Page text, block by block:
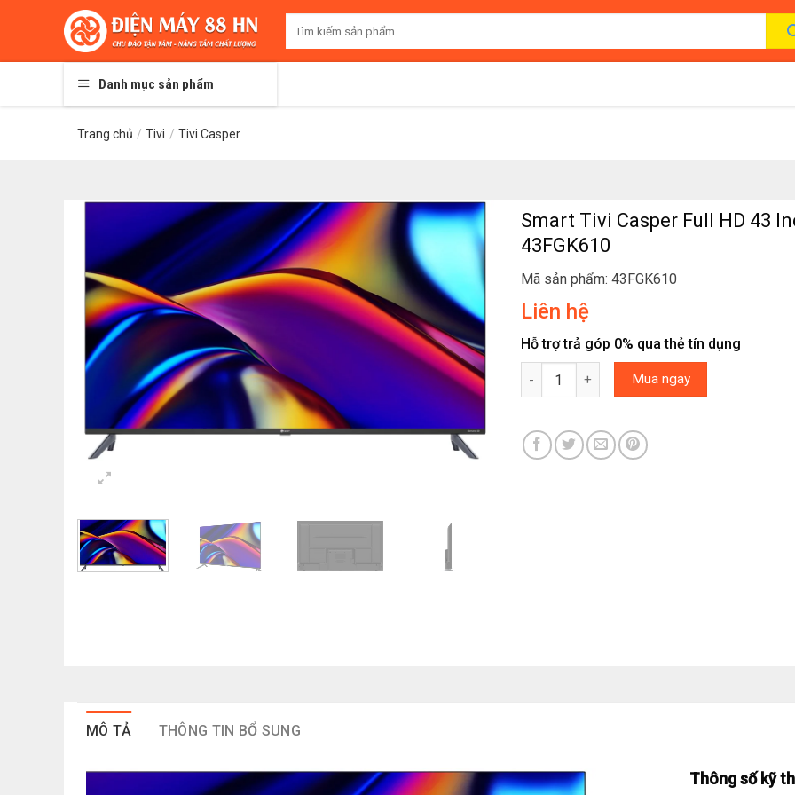
kiếm:
Danh mục sản phẩm
Trang chủ / Tivi / Tivi Casper
Smart Tivi Casper Full HD 43
43FGK610
Mã sản phẩm: 43FGK610
Liên hệ
Hỗ trợ trả góp 0% qua thẻ tín dụng
Smart Tivi Casper Full HD 43 Inch 43FGK610
Mua ngay
MÔ TẢ THÔNG TIN BỔ SUNG
Thông số kỹ